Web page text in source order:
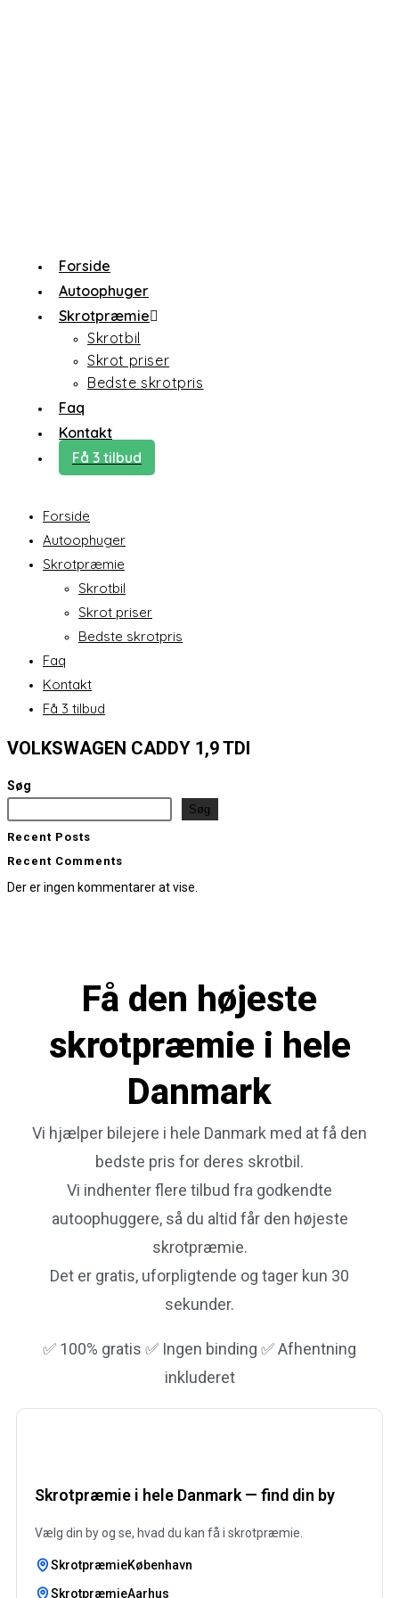
Forside
Autoophuger
Skrotpræmie
Skrotbil
Skrot priser
Bedste skrotpris
Faq
Kontakt
Få 3 tilbud
Forside
Autoophuger
Skrotpræmie
Skrotbil
Skrot priser
Bedste skrotpris
Faq
Kontakt
Få 3 tilbud
VOLKSWAGEN CADDY 1,9 TDI
Søg
Søg
Recent Posts
Recent Comments
Der er ingen kommentarer at vise.
Få den højeste
skrotpræmie i hele
Danmark
Vi hjælper bilejere i hele Danmark med at få den
bedste pris for deres skrotbil.
Vi indhenter flere tilbud fra godkendte
autoophuggere, så du altid får den højeste
skrotpræmie.
Det er gratis, uforpligtende og tager kun 30
sekunder.
✅ 100% gratis ✅ Ingen binding ✅ Afhentning
inkluderet
Skrotpræmie i hele Danmark — find din by
Vælg din by og se, hvad du kan få i skrotpræmie.
SkrotpræmieKøbenhavn
SkrotpræmieAarhus